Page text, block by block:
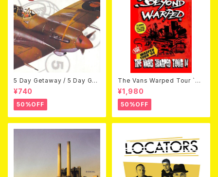
5 Day Getaway / 5 Day Get
away (CDEP)
¥740
50%OFF
The Vans Warped Tour `04
Beyond Warped (国内盤DV
D)
¥1,980
50%OFF